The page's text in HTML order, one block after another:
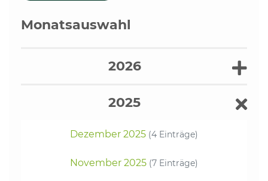
Monatsauswahl
2026
2025
Dezember 2025 (4 Einträge)
November 2025 (7 Einträge)